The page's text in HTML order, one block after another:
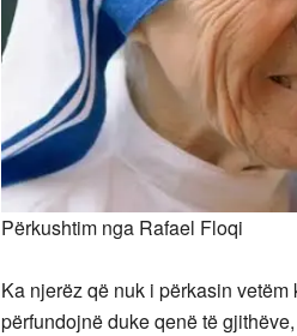
Përkushtim nga Rafael Floqi
Ka njerëz që nuk i përkasin
përfundojnë duke qenë të